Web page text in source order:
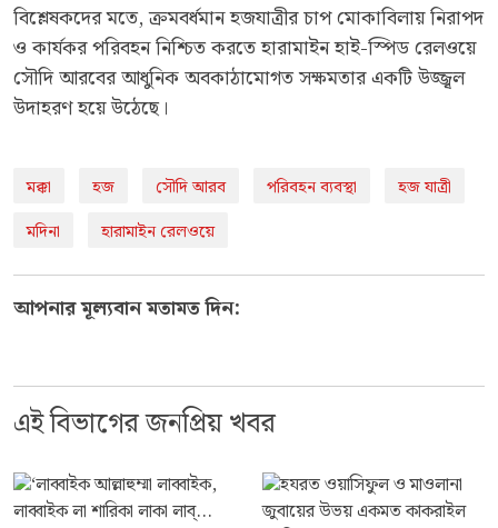
বিশ্লেষকদের মতে, ক্রমবর্ধমান হজযাত্রীর চাপ মোকাবিলায় নিরাপদ
ও কার্যকর পরিবহন নিশ্চিত করতে হারামাইন হাই-স্পিড রেলওয়ে
সৌদি আরবের আধুনিক অবকাঠামোগত সক্ষমতার একটি উজ্জ্বল
উদাহরণ হয়ে উঠেছে।
মক্কা হজ সৌদি আরব পরিবহন ব্যবস্থা
হজ যাত্রী
মদিনা
হারামাইন রেলওয়ে
আপনার মূল্যবান মতামত দিন:
এই বিভাগের জনপ্রিয় খবর